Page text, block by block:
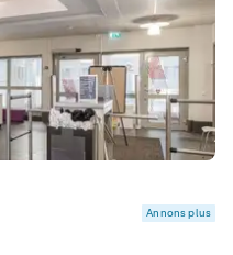
Annons plus